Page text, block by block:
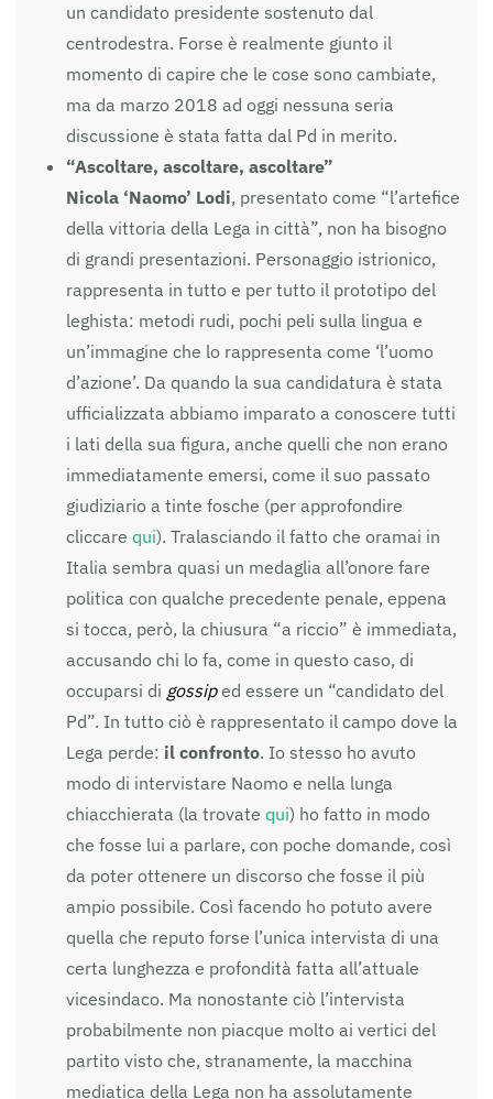
un candidato presidente sostenuto dal
centrodestra. Forse è realmente giunto il
momento di capire che le cose sono cambiate,
ma da marzo 2018 ad oggi nessuna seria
discussione è stata fatta dal Pd in merito.
“Ascoltare, ascoltare, ascoltare”
Nicola ‘Naomo’ Lodi, presentato come “l’artefice
della vittoria della Lega in città”, non ha bisogno
di grandi presentazioni. Personaggio istrionico,
rappresenta in tutto e per tutto il prototipo del
leghista: metodi rudi, pochi peli sulla lingua e
un’immagine che lo rappresenta come ‘l’uomo
d’azione’. Da quando la sua candidatura è stata
ufficializzata abbiamo imparato a conoscere tutti
i lati della sua figura, anche quelli che non erano
immediatamente emersi, come il suo passato
giudiziario a tinte fosche (per approfondire
cliccare qui). Tralasciando il fatto che oramai in
Italia sembra quasi un medaglia all’onore fare
politica con qualche precedente penale, eppena
si tocca, però, la chiusura “a riccio” è immediata,
accusando chi lo fa, come in questo caso, di
occuparsi di gossiped essere un “candidato del
Pd”. In tutto ciò è rappresentato il campo dove la
Lega perde: il confronto. Io stesso ho avuto
modo di intervistare Naomo e nella lunga
chiacchierata (la trovate qui) ho fatto in modo
che fosse lui a parlare, con poche domande, così
da poter ottenere un discorso che fosse il più
ampio possibile. Così facendo ho potuto avere
quella che reputo forse l’unica intervista di una
certa lunghezza e profondità fatta all’attuale
vicesindaco. Ma nonostante ciò l’intervista
probabilmente non piacque molto ai vertici del
partito visto che, stranamente, la macchina
mediatica della Lega non ha assolutamente